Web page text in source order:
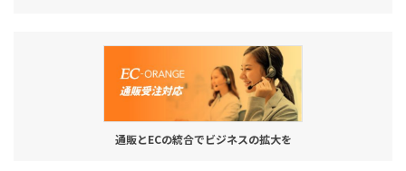
通販とECの統合でビジネスの拡大を